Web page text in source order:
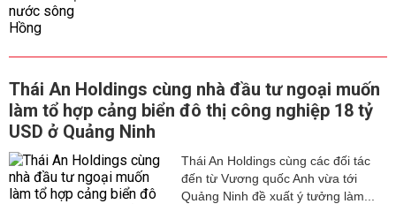
Thái An Holdings cùng nhà đầu tư ngoại muốn
làm tổ hợp cảng biển đô thị công nghiệp 18 tỷ
USD ở Quảng Ninh
Thái An Holdings cùng các đối tác
đến từ Vương quốc Anh vừa tới
Quảng Ninh đề xuất ý tưởng làm...